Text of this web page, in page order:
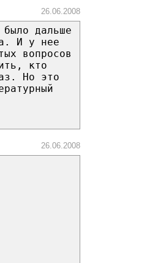
26.06.2008
дальше
И у нее
вопросов
кто
Но это
26.06.2008